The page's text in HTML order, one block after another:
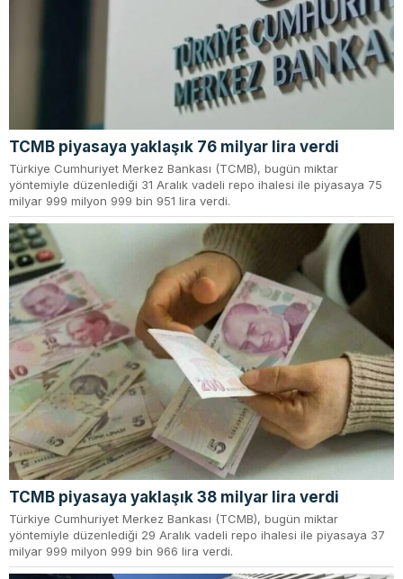
TCMB piyasaya yaklaşık 76 milyar lira verdi
Türkiye Cumhuriyet Merkez Bankası (TCMB), bugün miktar
yöntemiyle düzenlediği 31 Aralık vadeli repo ihalesi ile piyasaya 75
milyar 999 milyon 999 bin 951 lira verdi.
TCMB piyasaya yaklaşık 38 milyar lira verdi
Türkiye Cumhuriyet Merkez Bankası (TCMB), bugün miktar
yöntemiyle düzenlediği 29 Aralık vadeli repo ihalesi ile piyasaya 37
milyar 999 milyon 999 bin 966 lira verdi.